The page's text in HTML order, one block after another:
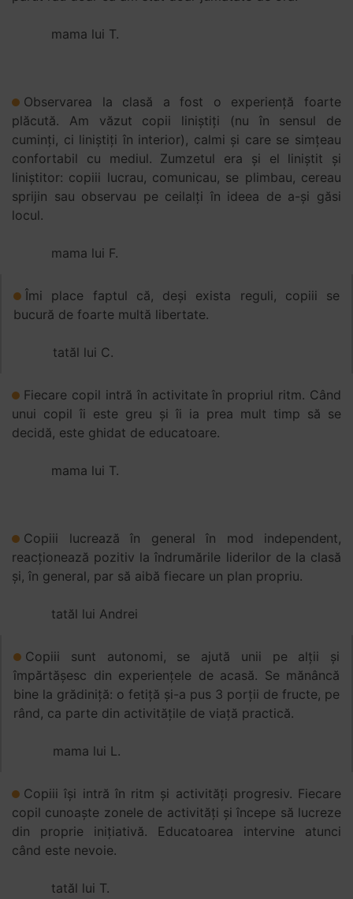
mama lui T.
Observarea la clasă a fost o experiență foarte
plăcută. Am văzut copii liniștiți (nu în sensul de
cuminți, ci liniștiți în interior), calmi și care se simțeau
confortabil cu mediul. Zumzetul era și el liniștit și
liniștitor: copiii lucrau, comunicau, se plimbau, cereau
sprijin sau observau pe ceilalți în ideea de a-și găsi
locul.
mama lui F.
Îmi place faptul că, deși exista reguli, copiii se
bucură de foarte multă libertate.
tatăl lui C.
Fiecare copil intră în activitate în propriul ritm. Când
unui copil îi este greu și îi ia prea mult timp să se
decidă, este ghidat de educatoare.
mama lui T.
Copiii lucrează în general în mod independent,
reacționează pozitiv la îndrumările liderilor de la clasă
și, în general, par să aibă fiecare un plan propriu.
tatăl lui Andrei
Copiii sunt autonomi, se ajută unii pe alții și
împărtășesc din experiențele de acasă. Se mănâncă
bine la grădiniță: o fetiță și-a pus 3 porții de fructe, pe
rând, ca parte din activitățile de viață practică.
mama lui L.
Copiii își intră în ritm și activități progresiv. Fiecare
copil cunoaște zonele de activități și începe să lucreze
din proprie inițiativă. Educatoarea intervine atunci
când este nevoie.
tatăl lui T.